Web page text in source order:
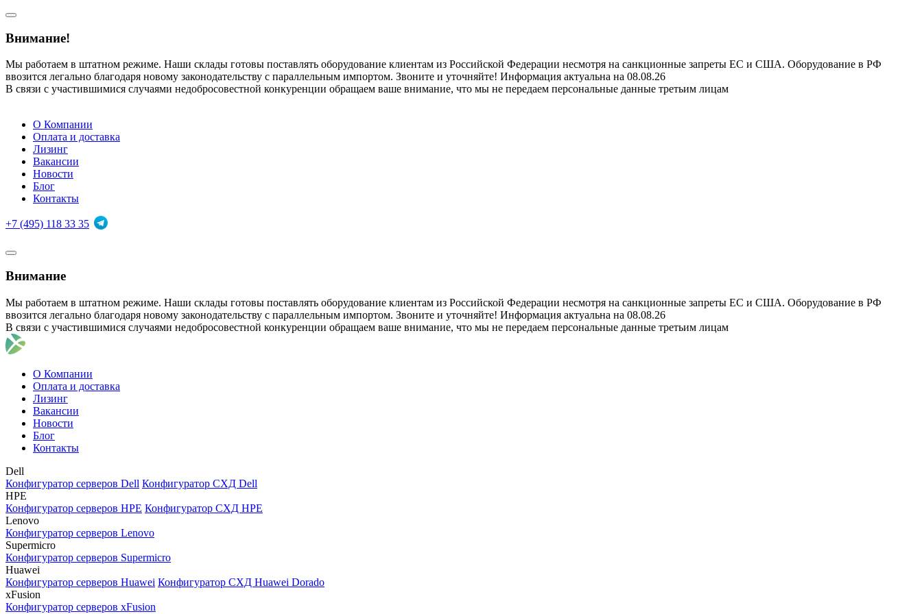
Внимание!
Мы работаем в штатном режиме. Наши склады готовы поставлять оборудование клиентам из Российской Федерации несмотря на санкционные запреты ЕС и США. Оборудование в РФ
ввозится легально благодаря новому законодательству с параллельным импортом. Звоните и уточняйте! Информация актуальна на 08.08.26
В связи с участившимися случаями недобросовестной конкуренции обращаем ваше внимание, что мы не передаем персональные данные третьим лицам
О Компании
Оплата и доставка
Лизинг
Вакансии
Новости
Блог
Контакты
+7 (495) 118 33 35
Внимание
Мы работаем в штатном режиме. Наши склады готовы поставлять оборудование клиентам из Российской Федерации несмотря на санкционные запреты ЕС и США. Оборудование в РФ
ввозится легально благодаря новому законодательству с параллельным импортом. Звоните и уточняйте! Информация актуальна на 08.08.26
В связи с участившимися случаями недобросовестной конкуренции обращаем ваше внимание, что мы не передаем персональные данные третьим лицам
О Компании
Оплата и доставка
Лизинг
Вакансии
Новости
Блог
Контакты
Dell
Конфигуратор серверов Dell Конфигуратор СХД Dell
HPE
Конфигуратор серверов HPE Конфигуратор СХД HPE
Lenovo
Конфигуратор серверов Lenovo
Supermicro
Конфигуратор серверов Supermicro
Huawei
Конфигуратор серверов Huawei Конфигуратор СХД Huawei Dorado
xFusion
Конфигуратор серверов xFusion